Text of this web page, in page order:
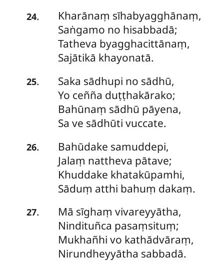
24. Kharānaṃ sīhabyagghānaṃ,
Saṅgamo no hisabbadā;
Tatheva byagghacittānaṃ,
Sajātikā khayonatā.
25. Saka sādhupi no sādhū,
Yo ceñña duṭṭhakārako;
Bahūnaṃ sādhū pāyena,
Sa ve sādhūti vuccate.
26. Bahūdake samuddepi,
Jalaṃ nattheva pātave;
Khuddake khatakūpamhi,
Sāduṃ atthi bahuṃ dakaṃ.
27. Mā sīghaṃ vivareyyātha,
Nindituñca pasaṃsituṃ;
Mukhañhi vo kathādvāraṃ,
Nirundheyyātha sabbadā.